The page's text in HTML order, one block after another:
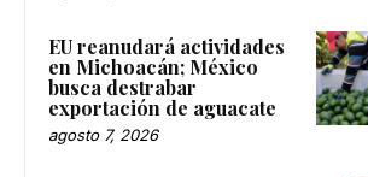
EU reanudará actividades
en Michoacán; México
busca destrabar
exportación de aguacate
agosto 7, 2026